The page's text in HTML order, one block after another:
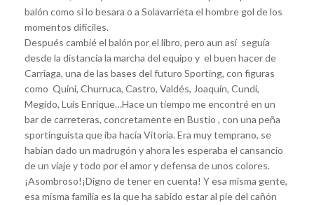
balón como si lo besara o a Solavarrieta el hombre gol de los
momentos difíciles.
Después cambié el balón por el libro, pero aun así seguía
desde la distancia la marcha del equipo y el buen hacer de
Carriaga, una de las bases del futuro Sporting, con figuras
como Quini, Churruca, Castro, Valdés, Joaquín, Cundi,
Megido, Luis Enrique…Hace un tiempo me encontré en un
bar de carreteras, concretamente en Bustio , con una peña
sportinguista que iba hacía Vitoria. Era muy temprano, se
habían dado un madrugón y ahora les esperaba el cansancio
de un viaje y todo por el amor y defensa de unos colores.
¡Asombroso!¡Digno de tener en cuenta! Y esa misma gente,
esa misma familia es la que ha sabido estar al pie del cañón